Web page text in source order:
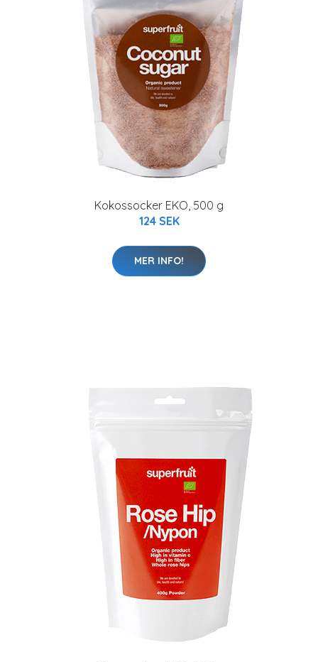
Kokossocker EKO, 500 g
124 SEK
MER INFO!